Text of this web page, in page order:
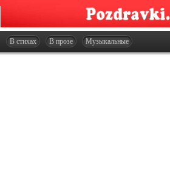
Главная
Открытки
В стихах В прозе Музыкальные